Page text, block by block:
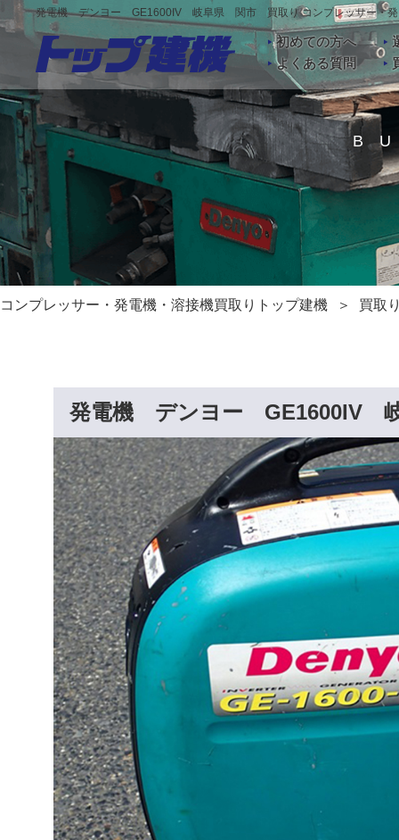
発電機 デンヨー GE1600IV 岐阜県 関市 買取り コンプレッサー・発
初めての方へ
よくある質問
コンプレッサー・発電機・溶接機買取りトップ建機 買取
発電機 デンヨー GE1600IV